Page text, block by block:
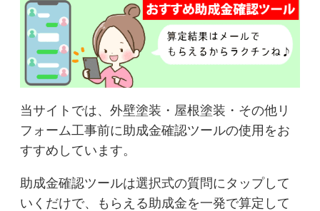
当サイトでは、外壁塗装・屋根塗装・その他リ
フォーム工事前に助成金確認ツールの使用をお
すすめしています。
助成金確認ツールは選択式の質問にタップして
いくだけで、もらえる助成金を一発で算定して